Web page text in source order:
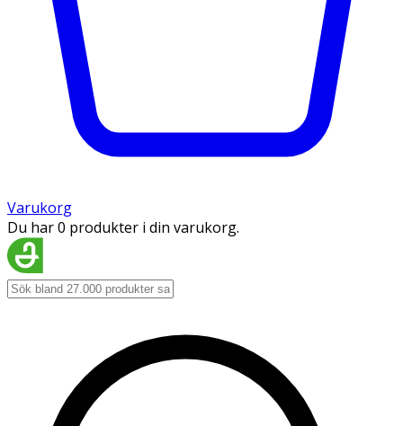
Varukorg
Du har 0 produkter i din varukorg.